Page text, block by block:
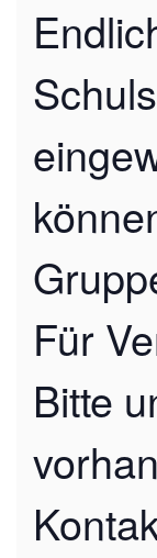
Für
Bitte